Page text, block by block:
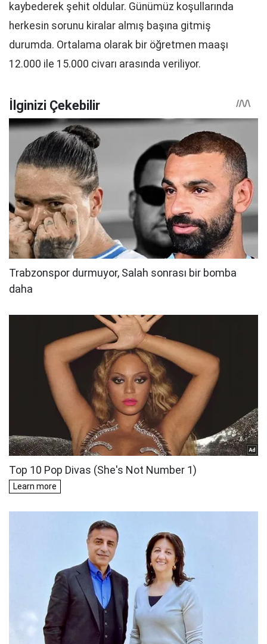
kaybederek şehit oldular. Günümüz koşullarında
herkesin sorunu kiralar almış başına gitmiş
durumda. Ortalama olarak bir öğretmen maaşı
12.000 ile 15.000 civarı arasında veriliyor.